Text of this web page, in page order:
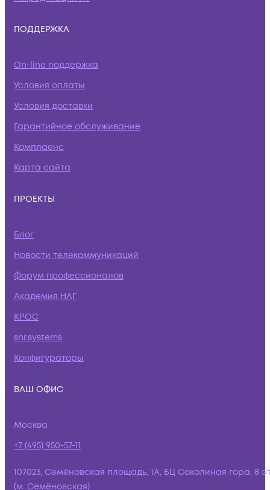
ПОДДЕРЖКА
On-line поддержка
Условия оплаты
Условия доставки
Гарантийное обслуживание
Комплаенс
Карта сайта
ПРОЕКТЫ
Блог
Новости телекоммуникаций
Форум профессионалов
Академия НАГ
КРОС
snr.systems
Конфигураторы
ВАШ ОФИС
Москва
+7 (495) 950-57-11
107023, Семёновская площадь, 1А, БЦ Соколиная гора, 8
(м. Семёновская)